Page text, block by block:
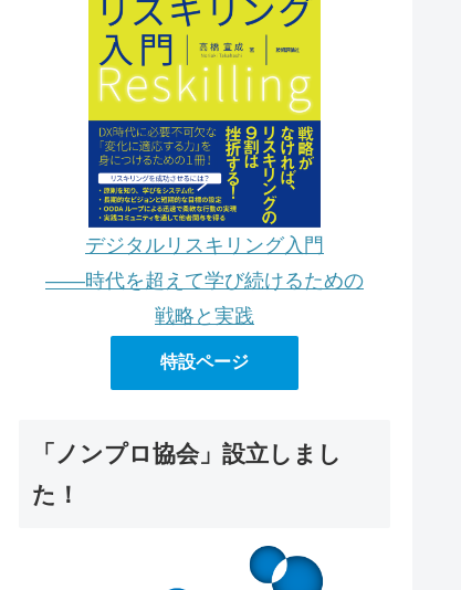
デジタルリスキリング入門
――時代を超えて学び続けるための
戦略と実践
特設ページ
「ノンプロ協会」設立しまし
た！